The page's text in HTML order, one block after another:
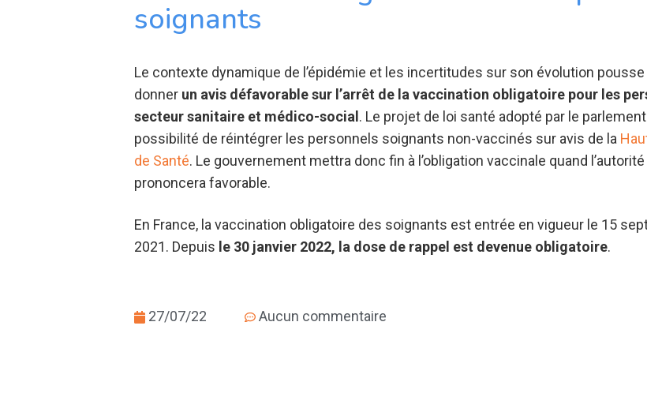
soignants
Le contexte dynamique de l’épidémie et les incertitudes sur son évolution pousse
donner un avis défavorable sur l’arrêt de la vaccination obligatoire pour les
secteur sanitaire et médico-social . Le projet de loi santé adopté par le
possibilité de réintégrer les personnels soignants non-vaccinés sur avis de la
de Santé. Le gouvernement mettra donc fin à l’obligation vaccinale quand
prononcera favorable.
En France, la vaccination obligatoire des soignants est entrée en vigueur le 15
2021. Depuis le 30 janvier 2022, la dose de rappel est devenue obligatoire.
27/07/22 Aucun commentaire